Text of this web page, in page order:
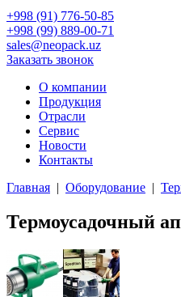
+998 (91) 776-50-85
+998 (99) 889-00-71
sales@neopack.uz
Заказать звонок
О компании
Продукция
Отрасли
Сервис
Новости
Контакты
Главная | Оборудование |
Термоусадочный